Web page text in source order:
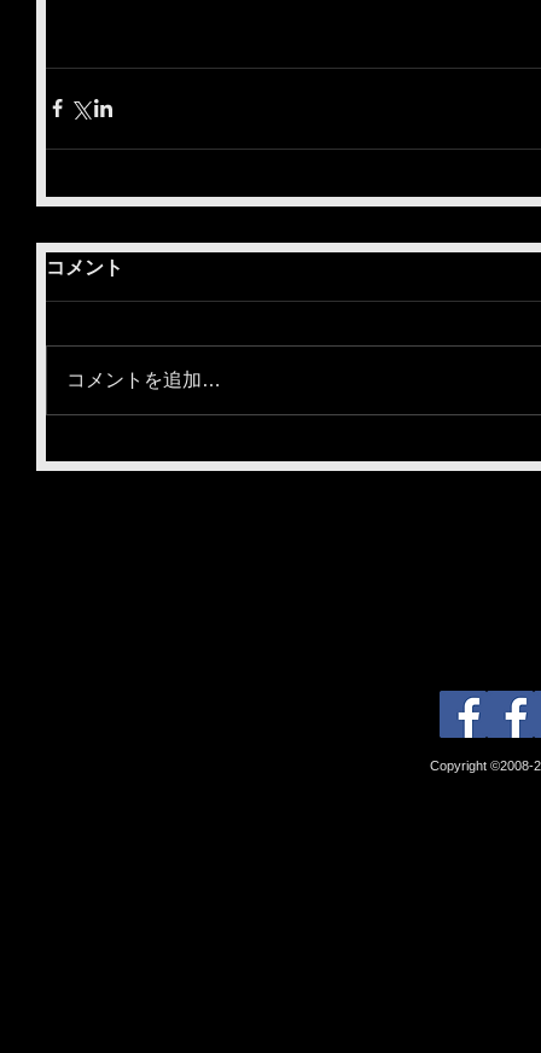
コメント
コメントを追加…
Copyright ©2008-